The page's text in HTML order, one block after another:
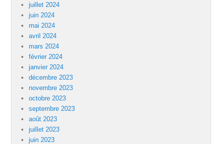
juillet 2024
juin 2024
mai 2024
avril 2024
mars 2024
février 2024
janvier 2024
décembre 2023
novembre 2023
octobre 2023
septembre 2023
août 2023
juillet 2023
juin 2023